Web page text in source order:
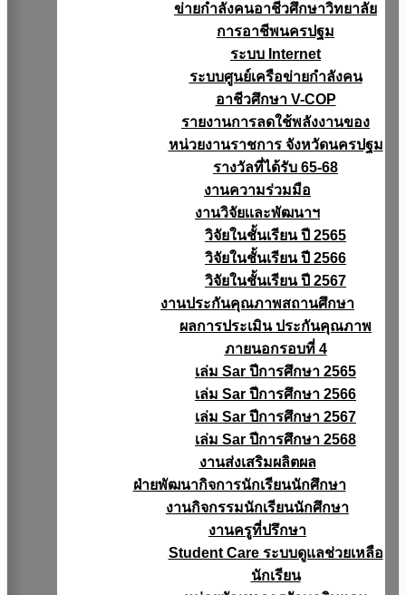
ข่ายกำลังคนอาชีวศึกษาวิทยาลัย
การอาชีพนครปฐม
ระบบ Internet
ระบบศูนย์เครือข่ายกำลังคน
อาชีวศึกษา V-COP
รายงานการลดใช้พลังงานของ
หน่วยงานราชการ จังหวัดนครปฐม
รางวัลที่ได้รับ 65-68
งานความร่วมมือ
งานวิจัยเเละพัฒนาฯ
วิจัยในชั้นเรียน ปี 2565
วิจัยในชั้นเรียน ปี 2566
วิจัยในชั้นเรียน ปี 2567
งานประกันคุณภาพสถานศึกษา
ผลการประเมิน ประกันคุณภาพ
ภายนอกรอบที่ 4
เล่ม Sar ปีการศึกษา 2565
เล่ม Sar ปีการศึกษา 2566
เล่ม Sar ปีการศึกษา 2567
เล่ม Sar ปีการศึกษา 2568
งานส่งเสริมผลิตผล
ฝ่ายพัฒนากิจการนักเรียนนักศึกษา
งานกิจกรรมนักเรียนนักศึกษา
งานครูที่ปรึกษา
Student Care ระบบดูแลช่วยเหลือ
นักเรียน